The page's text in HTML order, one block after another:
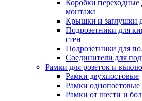
Коробки переходные
монтажа
Крышки и заглушки
Подрозетники для
стен
Подрозетники для
Соединители для
Рамки для розеток и
Рамки двухпостовые
Рамки однопостовые
Рамки от шести и